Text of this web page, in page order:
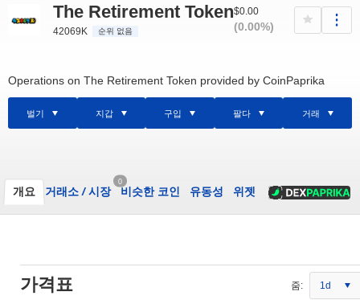
The Retirement Token
42069K 순위 없음
$0.00
(0.00%)
Operations on The Retirement Token provided by CoinPaprika
벌기 지갑 구입 팔다 거래
개요 거래소 /시장
0
비슷한 코인 유동성 위젯
가격표 줌: 1d